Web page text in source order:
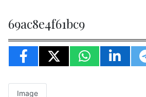
69ac8e4f61bc9
Image